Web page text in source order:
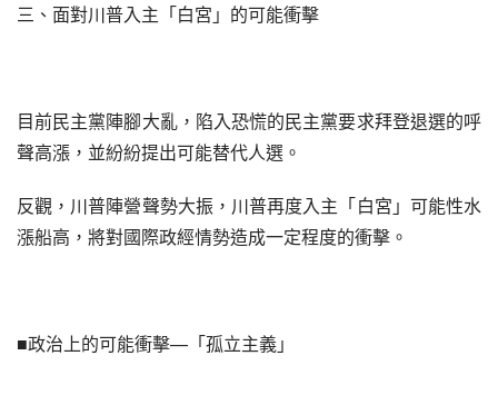
三、面對川普入主「白宮」的可能衝擊
目前民主黨陣腳大亂，陷入恐慌的民主黨要求拜登退選的呼
聲高漲，並紛紛提出可能替代人選。
反觀，川普陣營聲勢大振，川普再度入主「白宮」可能性水
漲船高，將對國際政經情勢造成一定程度的衝擊。
■政治上的可能衝擊—「孤立主義」